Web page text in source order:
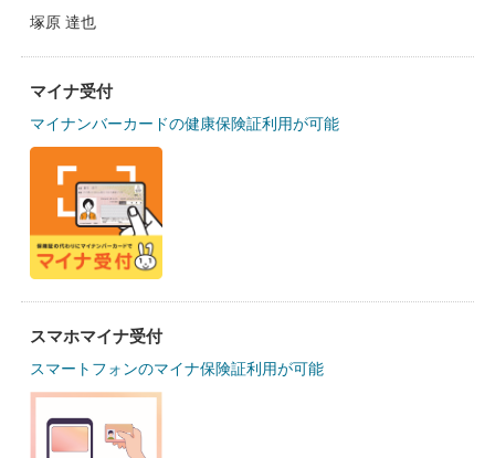
塚原 達也
マイナ受付
マイナンバーカードの健康保険証利用が可能
スマホマイナ受付
スマートフォンのマイナ保険証利用が可能